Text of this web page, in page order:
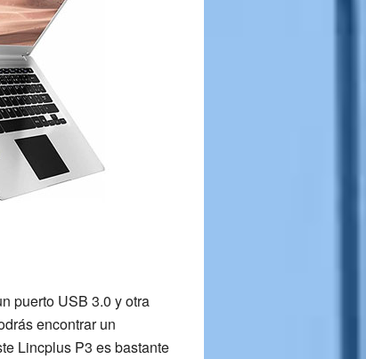
puerto USB 3.0 y otra
encontrar un
Lincplus P3 es bastante